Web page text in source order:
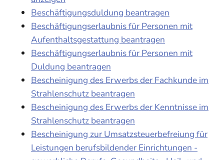
Beschäftigungsduldung beantragen
Beschäftigungserlaubnis für Personen mit
Aufenthaltsgestattung beantragen
Beschäftigungserlaubnis für Personen mit
Duldung beantragen
Bescheinigung des Erwerbs der Fachkunde im
Strahlenschutz beantragen
Bescheinigung des Erwerbs der Kenntnisse im
Strahlenschutz beantragen
Bescheinigung zur Umsatzsteuerbefreiung für
Leistungen berufsbildender Einrichtungen -